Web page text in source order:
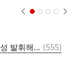
이 상황 도대체 어떻게 해결할지 집단지성 발휘해보는 달글 캡쳐 (후기추가) 댓
글
(555)